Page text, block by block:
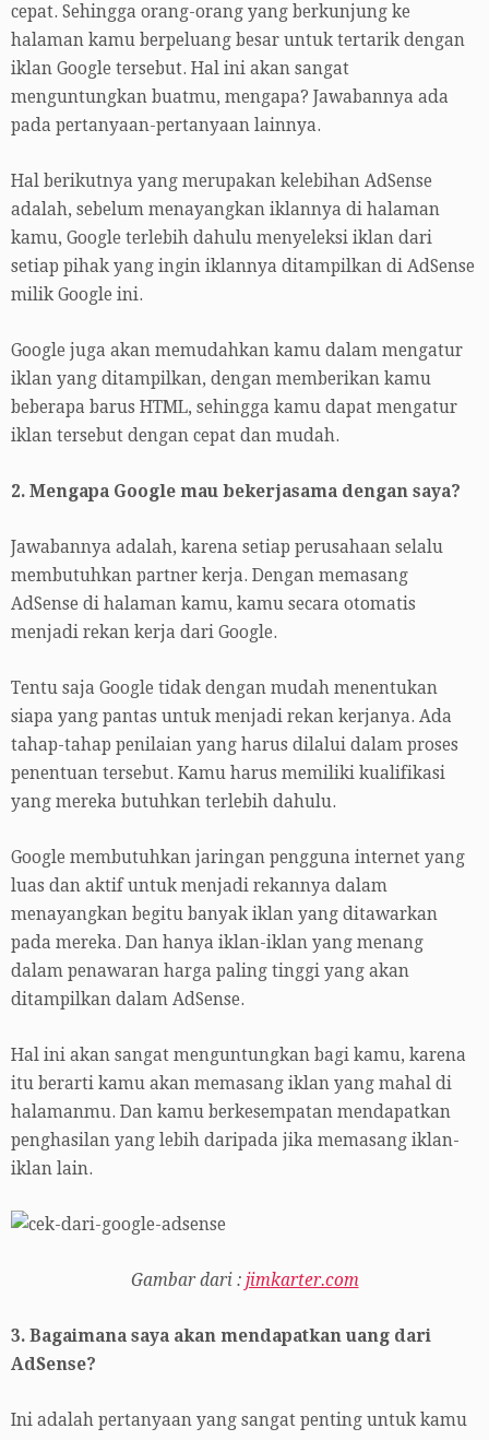
cepat. Sehingga orang-orang yang berkunjung ke
halaman kamu berpeluang besar untuk tertarik dengan
iklan Google tersebut. Hal ini akan sangat
menguntungkan buatmu, mengapa? Jawabannya ada
pada pertanyaan-pertanyaan lainnya.
Hal berikutnya yang merupakan kelebihan AdSense
adalah, sebelum menayangkan iklannya di halaman
kamu, Google terlebih dahulu menyeleksi iklan dari
setiap pihak yang ingin iklannya ditampilkan di AdSense
milik Google ini.
Google juga akan memudahkan kamu dalam mengatur
iklan yang ditampilkan, dengan memberikan kamu
beberapa barus HTML, sehingga kamu dapat mengatur
iklan tersebut dengan cepat dan mudah.
2. Mengapa Google mau bekerjasama dengan saya?
Jawabannya adalah, karena setiap perusahaan selalu
membutuhkan partner kerja. Dengan memasang
AdSense di halaman kamu, kamu secara otomatis
menjadi rekan kerja dari Google.
Tentu saja Google tidak dengan mudah menentukan
siapa yang pantas untuk menjadi rekan kerjanya. Ada
tahap-tahap penilaian yang harus dilalui dalam proses
penentuan tersebut. Kamu harus memiliki kualifikasi
yang mereka butuhkan terlebih dahulu.
Google membutuhkan jaringan pengguna internet yang
luas dan aktif untuk menjadi rekannya dalam
menayangkan begitu banyak iklan yang ditawarkan
pada mereka. Dan hanya iklan-iklan yang menang
dalam penawaran harga paling tinggi yang akan
ditampilkan dalam AdSense.
Hal ini akan sangat menguntungkan bagi kamu, karena
itu berarti kamu akan memasang iklan yang mahal di
halamanmu. Dan kamu berkesempatan mendapatkan
penghasilan yang lebih daripada jika memasang iklan-
iklan lain.
Gambar dari : jimkarter.com
3. Bagaimana saya akan mendapatkan uang dari
AdSense?
Ini adalah pertanyaan yang sangat penting untuk kamu